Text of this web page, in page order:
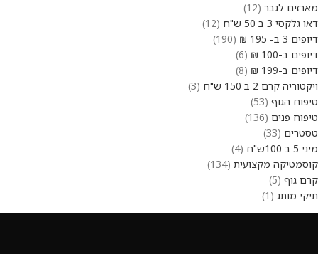
מארזים לגבר 12
דאו גלקסי 3 ב 50 ש"ח
12
דיופים 3 ב- 195 ₪
190
דיופים ב-100 ₪
6
דיופים ב-199 ₪
8
ויקטוריה קרם 2 ב 150 ש"ח
3
טיפוח הגוף 53
טיפוח פנים 136
טסטרים 33
מיני 5 ב 100ש"ח
4
קוסמטיקה מקצועית 134
קרם גוף 5
תיקי מותג
1